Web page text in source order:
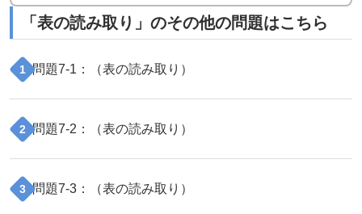
「 表の読み取り 」のその他の問題はこちら
1 問題7-1 ：（表の読み取り ）
2 問題7-2 ：（表の読み取り ）
3 問題7-3 ：（表の読み取り ）